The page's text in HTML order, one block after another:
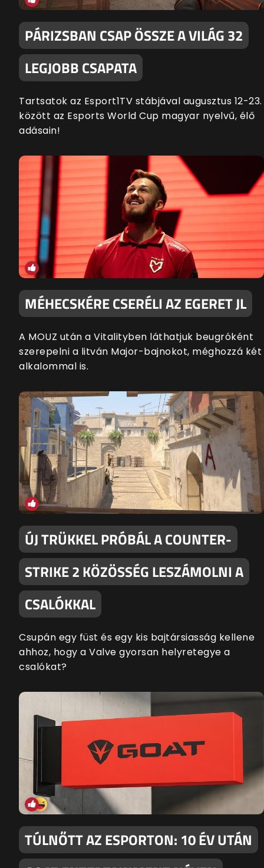
PÁRIZSBAN CSAP ÖSSZE A VILÁG 32
LEGJOBB CSAPATA
Tartsatok az Esport1TV stábjával augusztus 12-23.
között az Esports World Cup magyar nyelvű, élő
adásain!
MÉHECSKÉRE CSERÉLI AZ EGERET JL
A MOUZ után a Vitalityben láthatjuk beugróként
szerepelni a litván Major-bajnokot, méghozzá két
alkalommal is.
ÚJ TRÜKKEL PRÓBÁL A COUNTER-
STRIKE 2 KÖZÖSSÉG LESZÁMOLNI A
CSALÓKKAL
Csupán egy füst és egy kis bajtársiasság kellene
ahhoz, hogy a Valve gyorsan helyretegye a
csalókat?
TÚLNŐTT AZ ESPORTON: 10 ÉV UTÁN